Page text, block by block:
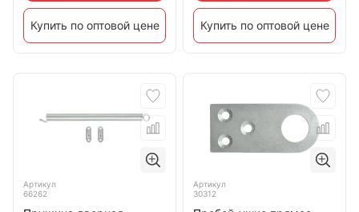
Купить по оптовой цене Купить по оптовой цене
Артикул
66262
Артикул
30312